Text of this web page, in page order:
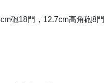
砲18門，12.7cm高角砲8門